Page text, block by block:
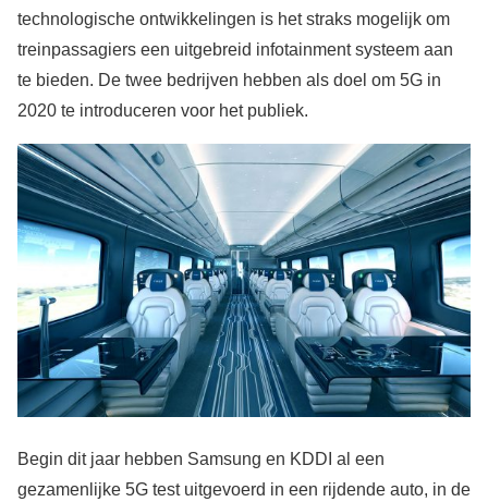
technologische ontwikkelingen is het straks mogelijk om
treinpassagiers een uitgebreid infotainment systeem aan
te bieden. De twee bedrijven hebben als doel om 5G in
2020 te introduceren voor het publiek.
Begin dit jaar hebben Samsung en KDDI al een
gezamenlijke 5G test uitgevoerd in een rijdende auto, in de